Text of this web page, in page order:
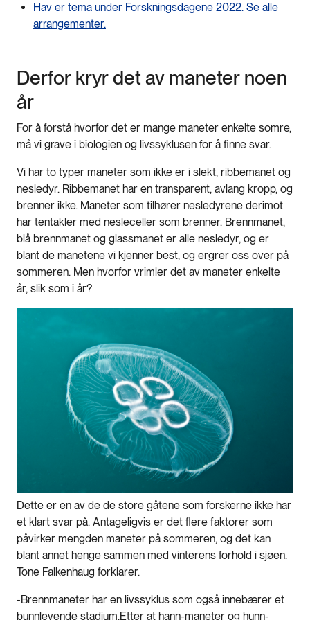
Hav er tema under Forskningsdagene 2022. Se alle
arrangementer.
Derfor kryr det av maneter noen
år
For å forstå hvorfor det er mange maneter enkelte somre,
må vi grave i biologien og livssyklusen for å finne svar.
Vi har to typer maneter som ikke er i slekt, ribbemanet og
nesledyr. Ribbemanet har en transparent, avlang kropp, og
brenner ikke. Maneter som tilhører nesledyrene derimot
har tentakler med nesleceller som brenner. Brennmanet,
blå brennmanet og glassmanet er alle nesledyr, og er
blant de manetene vi kjenner best, og ergrer oss over på
sommeren. Men hvorfor vrimler det av maneter enkelte
år, slik som i år?
Dette er en av de de store gåtene som forskerne ikke har
et klart svar på. Antageligvis er det flere faktorer som
påvirker mengden maneter på sommeren, og det kan
blant annet henge sammen med vinterens forhold i sjøen.
Tone Falkenhaug forklarer.
-Brennmaneter har en livssyklus som også innebærer et
bunnlevende stadium.Etter at hann-maneter og hunn-